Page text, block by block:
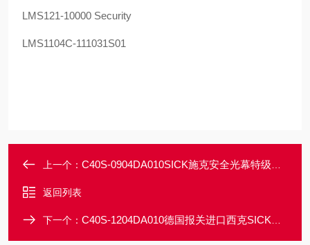
LMS121-10000 Security
LMS1104C-111031S01
上一个： C40S-0904DA010SICK施克安全光幕特级代理价格好才是真的好
返回列表
下一个： C40S-1204DA010德国报关进口西克SICK光幕安全装置